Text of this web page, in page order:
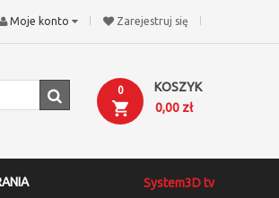
Zarejestruj się
Moje konto
KOSZYK
0
0,00 zł
System3D tv